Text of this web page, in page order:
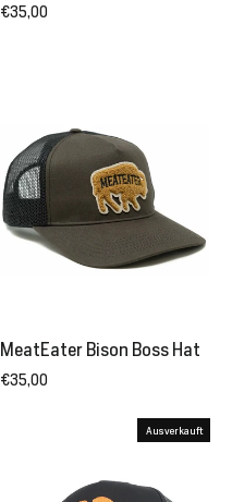
€35,00
MeatEater Bison Boss Hat
€35,00
Ausverkauft